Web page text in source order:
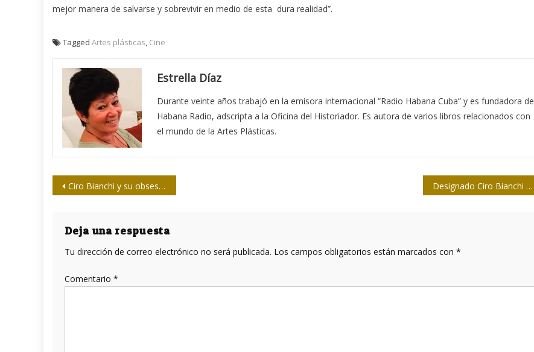
mejor manera de salvarse y sobrevivir en medio de esta dura realidad”.
Tagged Artes plásticas, Cine
Estrella Díaz
Durante veinte años trabajó en la emisora internacional “Radio Habana Cuba” y es fundadora de
Habana Radio, adscripta a la Oficina del Historiador. Es autora de varios libros relacionados con
el mundo de la Artes Plásticas.
Navegación
entradas
Ciro Bianchi y su obsesión por La Habana Designado Ciro Bianchi para el jurado del Premio Miguel de Cervantes 2021
Deja una respuesta
Tu dirección de correo electrónico no será publicada. Los campos obligatorios están marcados con *
Comentario *